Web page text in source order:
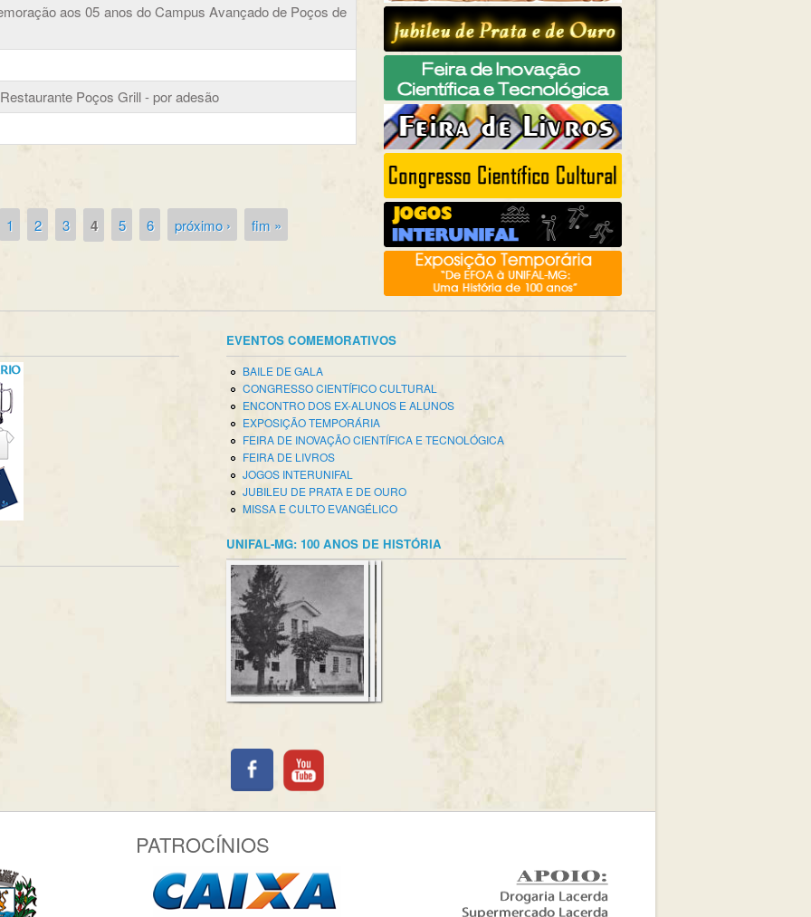
aos 05 anos do Campus Avançado de Poços de
Poços Grill - por adesão
1 2 3 4 5 6 próximo › fim »
EVENTOS COMEMORATIVOS
BAILE DE GALA
CONGRESSO CIENTÍFICO CULTURAL
ENCONTRO DOS EX-ALUNOS E ALUNOS
EXPOSIÇÃO TEMPORÁRIA
FEIRA DE INOVAÇÃO CIENTÍFICA E TECNOLÓGICA
FEIRA DE LIVROS
JOGOS INTERUNIFAL
JUBILEU DE PRATA E DE OURO
MISSA E CULTO EVANGÉLICO
UNIFAL-MG: 100 ANOS DE HISTÓRIA
PATROCÍNIOS